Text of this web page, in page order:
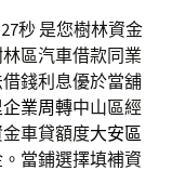
秒 是您樹林資金
區汽車借款同業
錢利息優於當舖
業周轉中山區經
車貸額度大安區
當鋪選擇填補資